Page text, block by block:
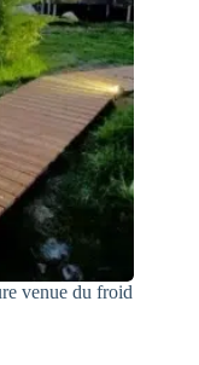
venue du froid